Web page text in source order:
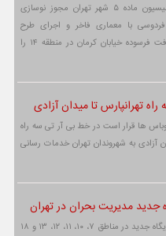
تهران رسانه | کمیسیون ماده ۵ شهر تهران مجوز نوسازی
با معماری فاخر و اجرای طرح
موضعی اصلاح بافت فرسوده خیابان کرمان در منطقه ۱۴ را
تهرانپارس تا میدان آزادی
ها قرار است در خط بی آر تی سه راه
آزادی به شهروندان تهران خدمات رسانی
تهران رسانه | ۶ پایگاه جدید در مناطق ۷، ۱۰، ۱۱، ۱۲، ۱۳ و ۱۸